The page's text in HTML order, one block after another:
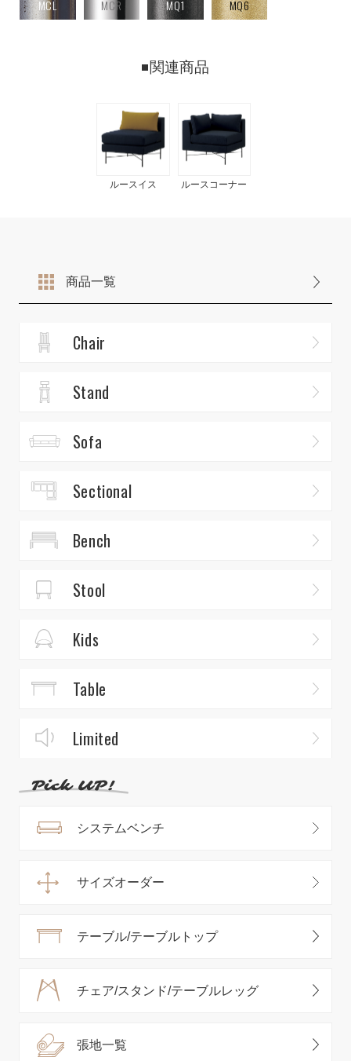
MCL MCR MQ1 MQ6
関連商品
ルースイス ルースコーナー
商品一覧
Chair
Stand
Sofa
Sectional
Bench
Stool
Kids
Table
Limited
システムベンチ
サイズオーダー
テーブル/テーブルトップ
チェア/スタンド/テーブルレッグ
張地一覧